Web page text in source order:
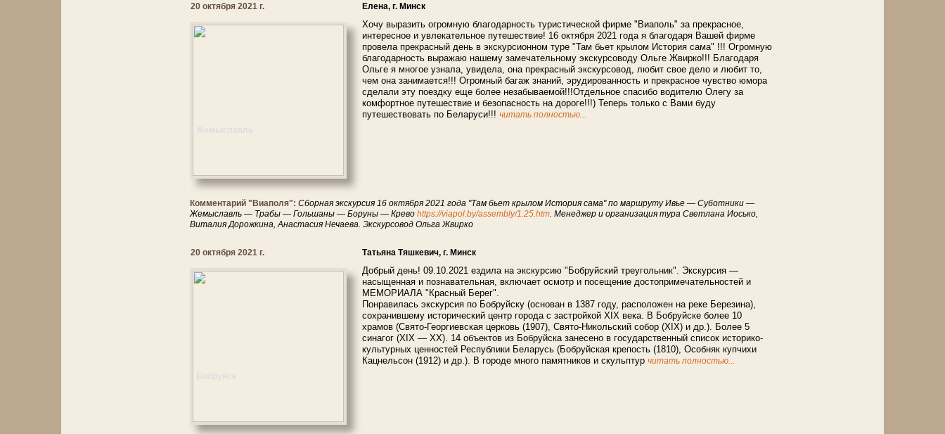
20 октября 2021 г. Елена, г. Минск
Хочу выразить огромную благодарность туристической фирме "Виаполь" за прекрасное,
интересное и увлекательное путешествие! 16 октября 2021 года я благодаря Вашей фирме
провела прекрасный день в экскурсионном туре "Там бьет крылом История сама" !!! Огромную
благодарность выражаю нашему замечательному экскурсоводу Ольге Жвирко!!! Благодаря
Ольге я многое узнала, увидела, она прекрасный экскурсовод, любит свое дело и любит то,
чем она занимается!!! Огромный багаж знаний, эрудированность и прекрасное чувство юмора
сделали эту поездку еще более незабываемой!!!Отдельное спасибо водителю Олегу за
комфортное путешествие и безопасность на дороге!!!) Теперь только с Вами буду
путешествовать по Беларуси!!! читать полностью...
Комментарий "Виаполя": Сборная экскурсия 16 октября 2021 года "Там бьет крылом История сама" по маршруту Ивье — Суботники —
Жемыславль — Трабы — Гольшаны — Боруны — Крево https://viapol.by/assembly/1.25.htm. Менеджер и организация тура Светлана Иосько,
Виталия Дорожкина, Анастасия Нечаева. Экскурсовод Ольга Жвирко
20 октября 2021 г. Татьяна Тяшкевич, г. Минск
Добрый день! 09.10.2021 ездила на экскурсию "Бобруйский треугольник". Экскурсия —
насыщенная и познавательная, включает осмотр и посещение достопримечательностей и
МЕМОРИАЛА "Красный Берег".
Понравилась экскурсия по Бобруйску (основан в 1387 году, расположен на реке Березина),
сохранившему исторический центр города с застройкой XIX века. В Бобруйске более 10
храмов (Свято-Георгиевская церковь (1907), Свято-Никольский собор (XIX) и др.). Более 5
синагог (XIX — XX). 14 объектов из Бобруйска занесено в государственный список историко-
культурных ценностей Республики Беларусь (Бобруйская крепость (1810), Особняк купчихи
Кацнельсон (1912) и др.). В городе много памятников и скульптур читать полностью...